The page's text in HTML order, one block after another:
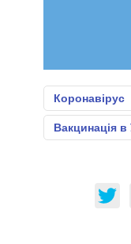
Коронавірус
Вакцинація в